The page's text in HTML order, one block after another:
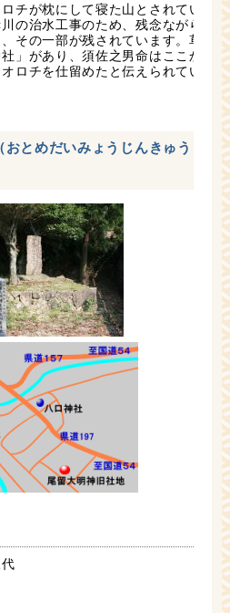
チが枕にして寝た山とされてい
の治水工事のため、残念ながら
その一部が残されています。草
」があり、須佐之男命はここか
ロチを仕留めたと伝えられてい
とめだいみょうじんきゅう